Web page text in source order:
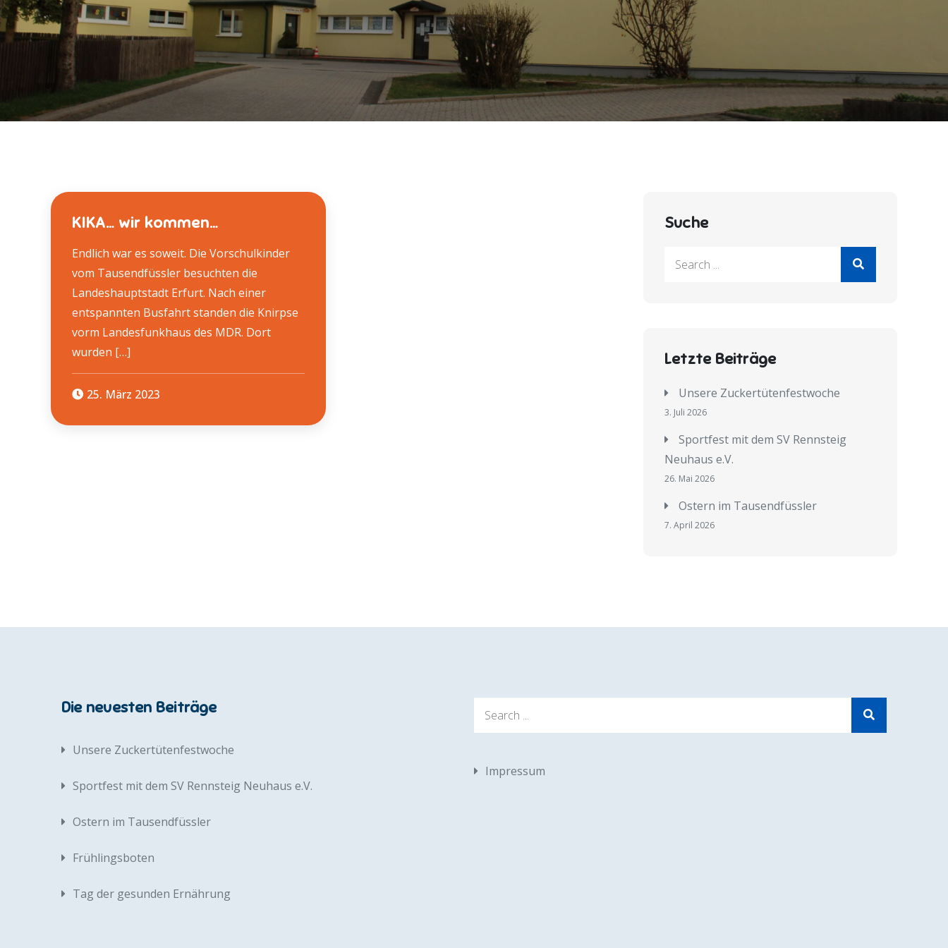
KIKA… wir kommen…
Endlich war es soweit. Die Vorschulkinder
vom Tausendfüssler besuchten die
Landeshauptstadt Erfurt. Nach einer
entspannten Busfahrt standen die Knirpse
vorm Landesfunkhaus des MDR. Dort
wurden […]
25. März 2023
Suche
Letzte Beiträge
Unsere Zuckertütenfestwoche
3. Juli 2026
Sportfest mit dem SV Rennsteig
Neuhaus e.V.
26. Mai 2026
Ostern im Tausendfüssler
7. April 2026
Die neuesten Beiträge
Unsere Zuckertütenfestwoche
Sportfest mit dem SV Rennsteig Neuhaus e.V.
Ostern im Tausendfüssler
Frühlingsboten
Tag der gesunden Ernährung
Impressum